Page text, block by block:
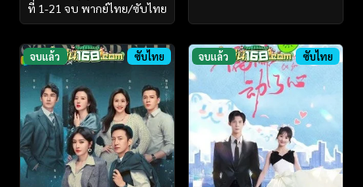
ที่ 1-21 จบ พากย์ไทย/ซับไทย
จบแล้ว ซับไทย จบแล้ว ซับไทย